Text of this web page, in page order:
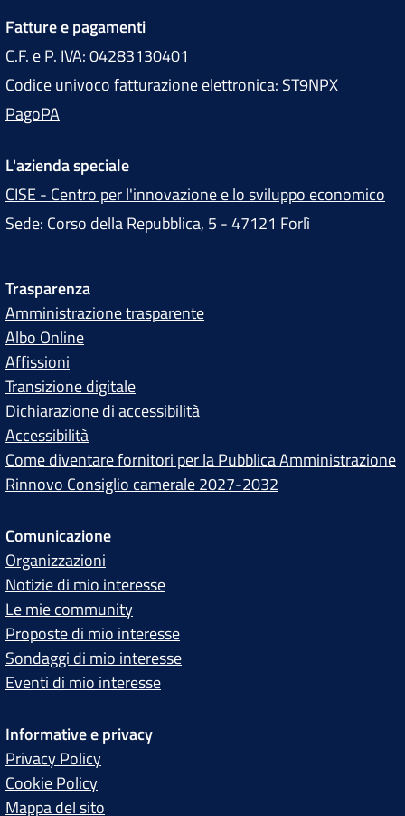
Fatture e pagamenti
C.F. e P. IVA: 04283130401
Codice univoco fatturazione elettronica: ST9NPX
PagoPA
L'azienda speciale
CISE - Centro per l'innovazione e lo sviluppo economico
Sede: Corso della Repubblica, 5 - 47121 Forlì
Trasparenza
Amministrazione trasparente
Albo Online
Affissioni
Transizione digitale
Dichiarazione di accessibilità
Accessibilità
Come diventare fornitori per la Pubblica Amministrazione
Rinnovo Consiglio camerale 2027-2032
Comunicazione
Organizzazioni
Notizie di mio interesse
Le mie community
Proposte di mio interesse
Sondaggi di mio interesse
Eventi di mio interesse
Informative e privacy
Privacy Policy
Cookie Policy
Mappa del sito